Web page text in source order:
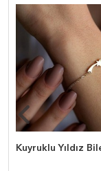
Kuyruklu Yıldız